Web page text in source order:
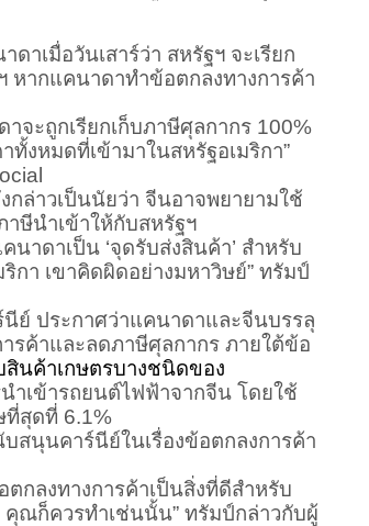
ดาเมื่อวันเสาร์ว่า สหรัฐฯ จะเรียก
หากแคนาดาทำข้อตกลงทางการค้า
ถูกเรียกเก็บภาษีศุลกากร 100%
หมดที่เข้ามาในสหรัฐอเมริกา”
ล่าวเป็นนัยว่า จีนอาจพยายามใช้
าษีนำเข้าให้กับสหรัฐฯ
าดาเป็น ‘จุดรับส่งสินค้า’ สำหรับ
า เขาคิดผิดอย่างมหาวิษย์” ทรัมป์
ประกาศว่าแคนาดาและจีนบรรลุ
รค้าและลดภาษีศุลกากร ภายใต้ข้อ
นค้าเกษตรบางชนิดของ
ำเข้ารถยนต์ไฟฟ้าจากจีน โดยใช้
ที่สุดที่ 6.1%
นุนคาร์นีย์ในเรื่องข้อตกลงการค้า
ลงทางการค้าเป็นสิ่งที่ดีสำหรับ
ณก็ควรทำเช่นนั้น” ทรัมป์กล่าวกับผู้